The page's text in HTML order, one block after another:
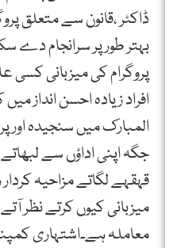
ڈاکٹر ،قانون سے متعلق
بہتر طور پر سرانجام دے
پروگرام کی میزبانی کسی
افراد زیادہ احسن انداز
المبارک میں سنجیدہ اور
جگہ اپنی اداؤں سے
قہقہے لگاتے مزاحیہ
میزبانی کیوں کرتے نظر
معاملہ ہے۔اشتہاری